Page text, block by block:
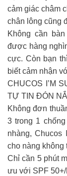
cảm giác châm
chân lông cũng
Không cần
được hàng
cực. Còn bạn
biết cảm nhận
CHUCOS I’M
TỰ TIN ĐÓN
Không đơn
3 trong 1
nhàng, Chucos
cho nàng không
Chỉ cần 5 phút
ưu với SPF